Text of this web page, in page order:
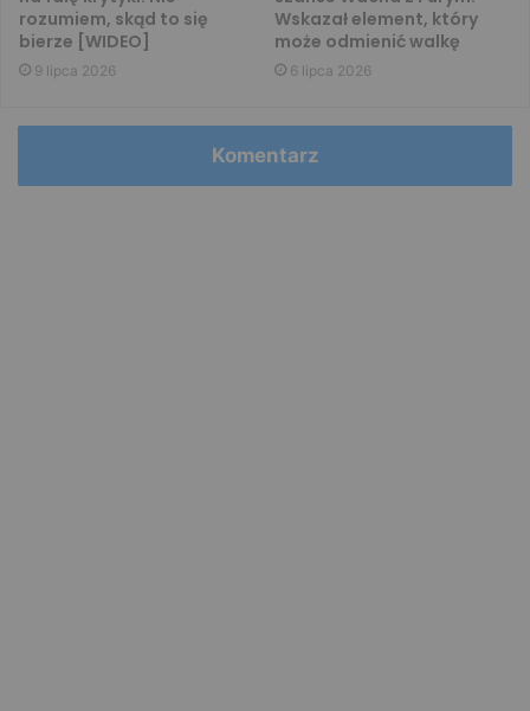
rozumiem, skąd to się
bierze [WIDEO]
9 lipca 2026
Wskazał element, który
może odmienić walkę
6 lipca 2026
Komentarz